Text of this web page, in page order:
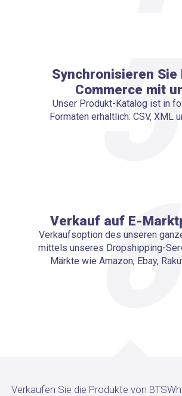
5
Synchronisieren Sie
Commerce mit
Unser Produkt-Katalog ist in
Formaten erhältlich: CSV, XML
6
Verkauf auf E-
Verkaufsoption des unseren
mittels unseres Dropshipping-
Märkte wie Amazon, Ebay,
Verkaufen Sie die Produkte von